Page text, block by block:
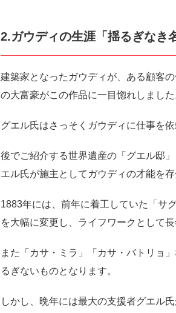
2.ガウディの生涯「揺るぎなき
建築家となったガウディが、ある顧客
の大富豪がこの作品に一目惚れしまし
グエル氏はさっそくガウディに仕事を
後でご紹介する世界遺産の「グエル邸
エル氏が施主としてガウディの才能を
1883年には、前年に着工していた「サ
を大幅に変更し、ライフワークとして
また「カサ・ミラ」「カサ・バトリョ
るぎないものとなります。
しかし、晩年には最大の支援者グエル